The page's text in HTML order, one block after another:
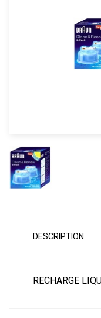
DESCRIPTION
RECHARGE